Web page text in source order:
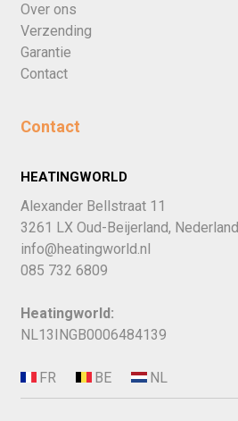
Over ons
Verzending
Garantie
Contact
Contact
HEATINGWORLD
Alexander Bellstraat 11
3261 LX Oud-Beijerland, Nederland
info@heatingworld.nl
085 732 6809
Heatingworld:
NL13INGB0006484139